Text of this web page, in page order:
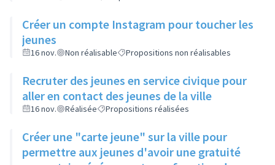
Créer un compte Instagram pour toucher les
jeunes
16 nov. Non réalisable Propositions non réalisables
Recruter des jeunes en service civique pour
aller en contact des jeunes de la ville
16 nov. Réalisée Propositions réalisées
Créer une "carte jeune" sur la ville pour
permettre aux jeunes d'avoir une gratuité